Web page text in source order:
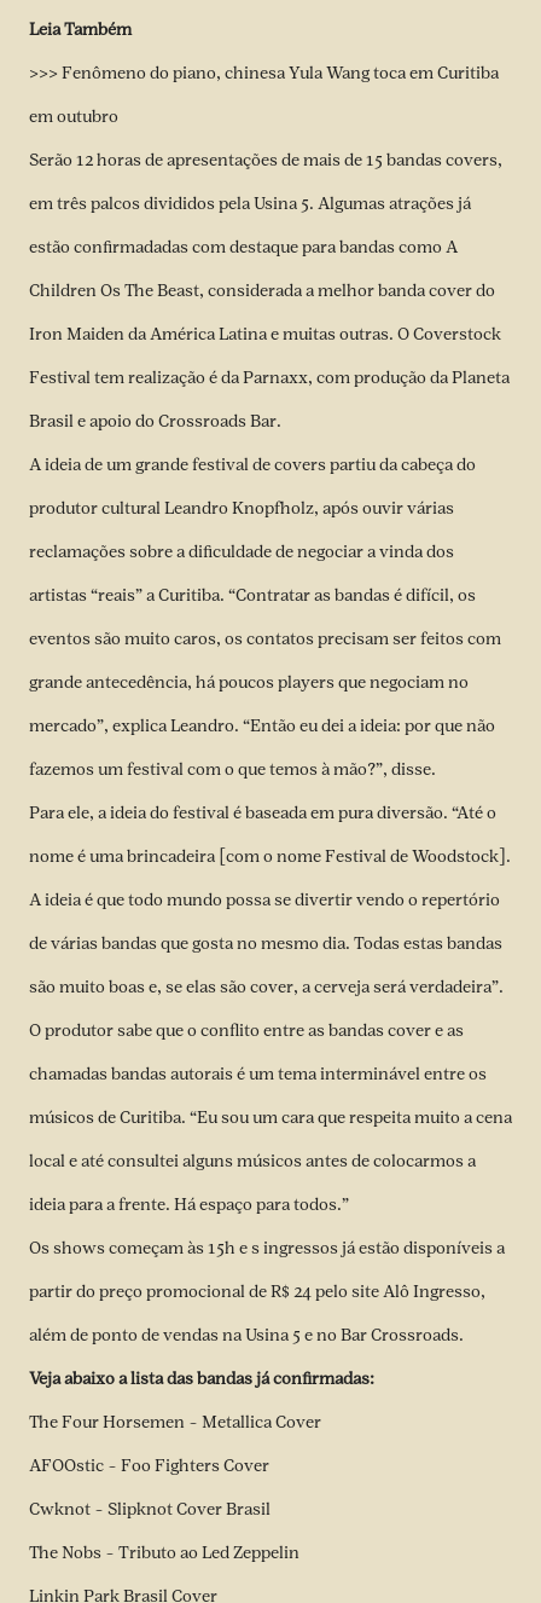
Leia Também
>>> Fenômeno do piano, chinesa Yula Wang toca em Curitiba
em outubro
Serão 12 horas de apresentações de mais de 15 bandas covers,
em três palcos divididos pela Usina 5. Algumas atrações já
estão confirmadadas com destaque para bandas como A
Children Os The Beast, considerada a melhor banda cover do
Iron Maiden da América Latina e muitas outras. O Coverstock
Festival tem realização é da Parnaxx, com produção da Planeta
Brasil e apoio do Crossroads Bar.
A ideia de um grande festival de covers partiu da cabeça do
produtor cultural Leandro Knopfholz, após ouvir várias
reclamações sobre a dificuldade de negociar a vinda dos
artistas “reais” a Curitiba. “Contratar as bandas é difícil, os
eventos são muito caros, os contatos precisam ser feitos com
grande antecedência, há poucos players que negociam no
mercado”, explica Leandro. “Então eu dei a ideia: por que não
fazemos um festival com o que temos à mão?”, disse.
Para ele, a ideia do festival é baseada em pura diversão. “Até o
nome é uma brincadeira [com o nome Festival de Woodstock].
A ideia é que todo mundo possa se divertir vendo o repertório
de várias bandas que gosta no mesmo dia. Todas estas bandas
são muito boas e, se elas são cover, a cerveja será verdadeira”.
O produtor sabe que o conflito entre as bandas cover e as
chamadas bandas autorais é um tema interminável entre os
músicos de Curitiba. “Eu sou um cara que respeita muito a cena
local e até consultei alguns músicos antes de colocarmos a
ideia para a frente. Há espaço para todos.”
Os shows começam às 15h e s ingressos já estão disponíveis a
partir do preço promocional de R$ 24 pelo siteAlô Ingresso,
além de ponto de vendas na Usina 5 e no Bar Crossroads.
Veja abaixo a lista das bandas já confirmadas:
The Four Horsemen – Metallica Cover
AFOOstic – Foo Fighters Cover
Cwknot – Slipknot Cover Brasil
The Nobs – Tributo ao Led Zeppelin
Linkin Park Brasil Cover